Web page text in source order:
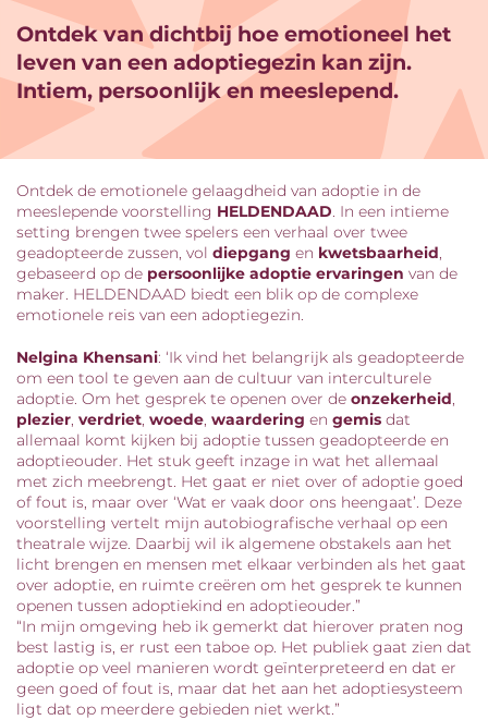
Ontdek van dichtbij hoe emotioneel het
leven van een adoptiegezin kan zijn.
Intiem, persoonlijk en meeslepend.
Ontdek de emotionele gelaagdheid van adoptie in de
meeslepende voorstelling HELDENDAAD. In een intieme
setting brengen twee spelers een verhaal over twee
geadopteerde zussen, vol diepgang en kwetsbaarheid,
gebaseerd op de persoonlijke adoptie ervaringen van de
maker. HELDENDAAD biedt een blik op de complexe
emotionele reis van een adoptiegezin.
Nelgina Khensani: ‘Ik vind het belangrijk als geadopteerde
om een tool te geven aan de cultuur van interculturele
adoptie. Om het gesprek te openen over de onzekerheid
plezier verdriet woede waardering en gemis dat
allemaal komt kijken bij adoptie tussen geadopteerde en
adoptieouder. Het stuk geeft inzage in wat het allemaal
met zich meebrengt. Het gaat er niet over of adoptie goed
of fout is, maar over ‘Wat er vaak door ons heengaat’. Deze
voorstelling vertelt mijn autobiografische verhaal op een
theatrale wijze. Daarbij wil ik algemene obstakels aan het
licht brengen en mensen met elkaar verbinden als het gaat
over adoptie, en ruimte creëren om het gesprek te kunnen
openen tussen adoptiekind en adoptieouder.”
“In mijn omgeving heb ik gemerkt dat hierover praten nog
best lastig is, er rust een taboe op. Het publiek gaat zien dat
adoptie op veel manieren wordt geïnterpreteerd en dat er
geen goed of fout is, maar dat het aan het adoptiesysteem
ligt dat op meerdere gebieden niet werkt.”